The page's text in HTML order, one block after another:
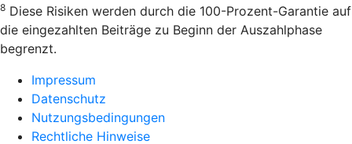
8 Diese Risiken werden durch die 100-Prozent-Garantie auf
die eingezahlten Beiträge zu Beginn der Auszahlphase
begrenzt.
Impressum
Datenschutz
Nutzungsbedingungen
Rechtliche Hinweise